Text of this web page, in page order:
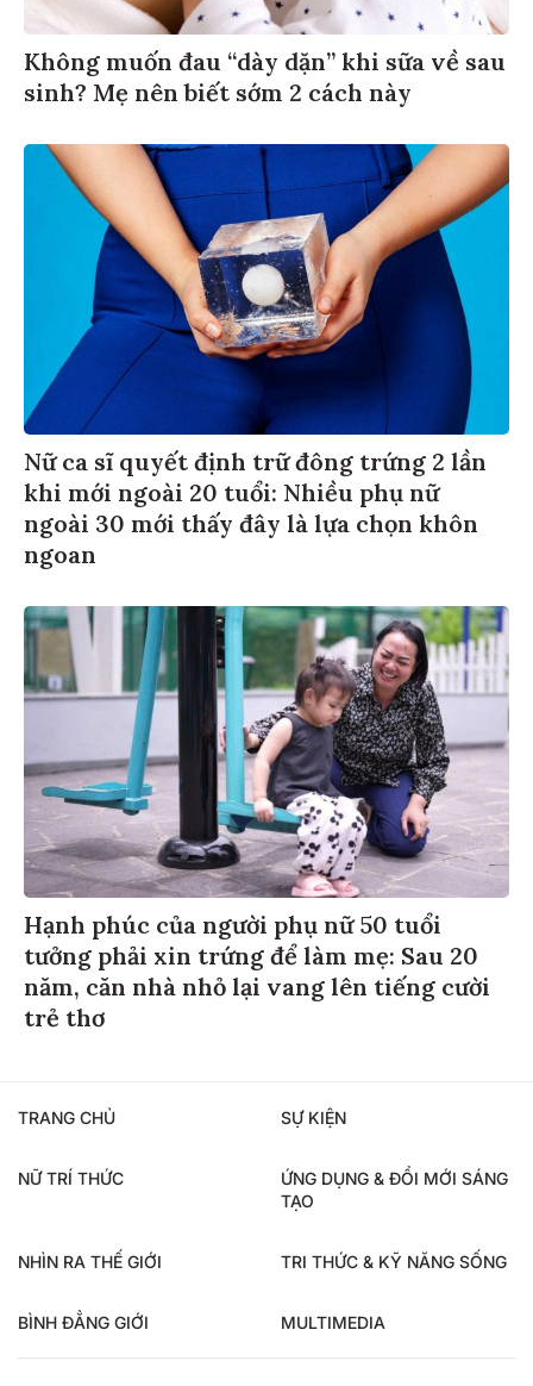
Không muốn đau “dày dặn” khi sữa về sau
sinh? Mẹ nên biết sớm 2 cách này
Nữ ca sĩ quyết định trữ đông trứng 2 lần
khi mới ngoài 20 tuổi: Nhiều phụ nữ
ngoài 30 mới thấy đây là lựa chọn khôn
ngoan
Hạnh phúc của người phụ nữ 50 tuổi
tưởng phải xin trứng để làm mẹ: Sau 20
năm, căn nhà nhỏ lại vang lên tiếng cười
trẻ thơ
TRANG CHỦ SỰ KIỆN
NỮ TRÍ THỨC
ỨNG DỤNG & ĐỔI MỚI SÁNG
TẠO
NHÌN RA THẾ GIỚI TRI THỨC & KỸ NĂNG SỐNG
BÌNH ĐẲNG GIỚI MULTIMEDIA